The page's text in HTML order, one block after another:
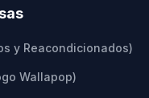
y Reacondicionados)
Wallapop)